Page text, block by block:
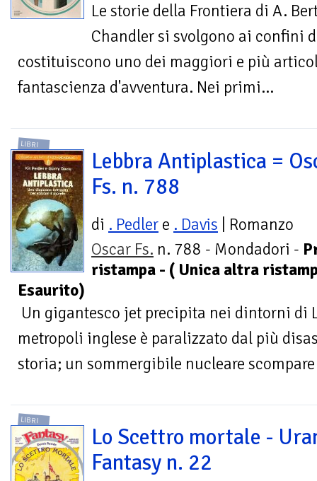
Le storie della Frontiera di A.
Chandler si svolgono ai confini
costituiscono uno dei maggiori e più
fantascienza d'avventura. Nei primi...
LIBRI
Lebbra Antiplastica =
Fs. n. 788
di . Pedler e . Davis | Romanzo
Oscar Fs. n. 788 - Mondadori -
ristampa - ( Unica altra
Esaurito)
Un gigantesco jet precipita nei dintorni di
metropoli inglese è paralizzato dal più
storia; un sommergibile nucleare
LIBRI
Lo Scettro mortale -
Fantasy n. 22